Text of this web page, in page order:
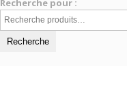
Recherche pour :